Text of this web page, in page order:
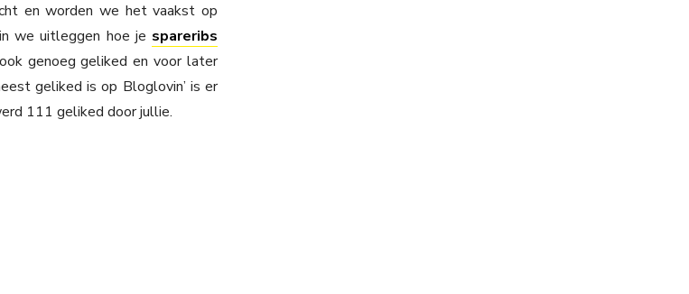
en worden we het vaakst op
we uitleggen hoe je spareribs
genoeg geliked en voor later
geliked is op Bloglovin’ is er
111 geliked door jullie.